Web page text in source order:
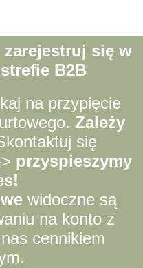
się w
B2B
na przypięcie
Zależy
się
przyspieszymy
widoczne są
na konto z
cennikiem